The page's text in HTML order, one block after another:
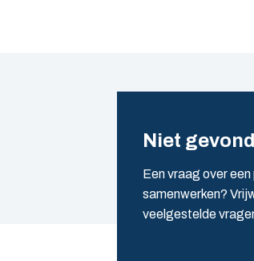
Niet
Een vraag over
samenwerken?
veelgestelde